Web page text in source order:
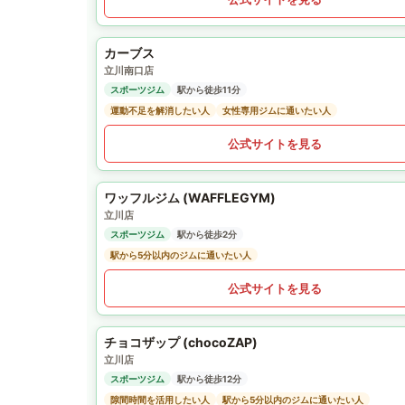
カーブス
立川南口店
スポーツジム
駅から徒歩11分
運動不足を解消したい人
女性専用ジムに通いたい人
公式サイトを見る
ワッフルジム (WAFFLEGYM)
立川店
スポーツジム
駅から徒歩2分
駅から5分以内のジムに通いたい人
公式サイトを見る
チョコザップ (chocoZAP)
立川店
スポーツジム
駅から徒歩12分
隙間時間を活用したい人
駅から5分以内のジムに通いたい人